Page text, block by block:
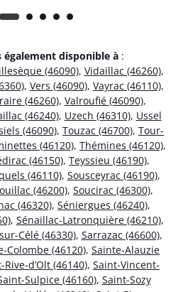
également disponible à :
(46090), Vidaillac (46260),
, Vers (46090), Vayrac (46110),
(46260), Valroufié (46090),
(46240), Uzech (46310), Ussel
(46090), Touzac (46700), Tour-
(46120), Thémines (46120),
(46150), Teyssieu (46190),
(46110), Sousceyrac (46190),
(46200), Soucirac (46300),
(46320), Séniergues (46240),
, Sénaillac-Latronquière (46210),
Célé (46330), Sarrazac (46600),
Colombe (46120), Sainte-Alauzie
d’Olt (46140), Saint-Vincent-
Sulpice (46160), Saint-Sozy